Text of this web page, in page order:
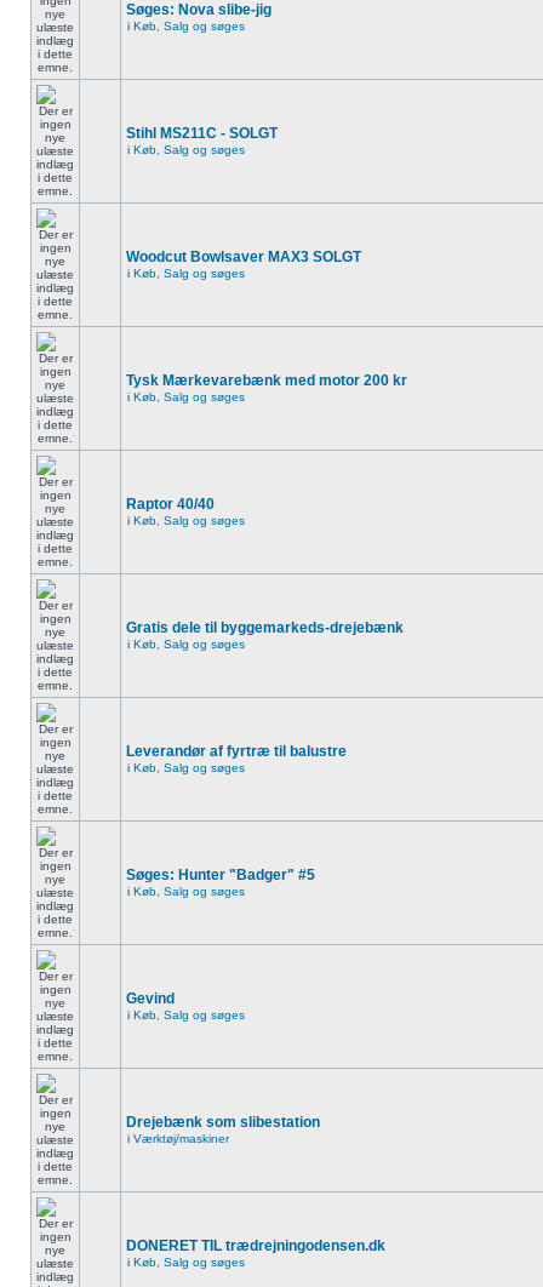
Søges: Nova slibe-jig
i Køb, Salg og søges
Stihl MS211C - SOLGT
i Køb, Salg og søges
Woodcut Bowlsaver MAX3 SOLGT
i Køb, Salg og søges
Tysk Mærkevarebænk med motor 200 kr
i Køb, Salg og søges
Raptor 40/40
i Køb, Salg og søges
Gratis dele til byggemarkeds-drejebænk
i Køb, Salg og søges
Leverandør af fyrtræ til balustre
i Køb, Salg og søges
Søges: Hunter "Badger" #5
i Køb, Salg og søges
Gevind
i Køb, Salg og søges
Drejebænk som slibestation
i Værktøj/maskiner
DONERET TIL trædrejningodensen.dk
i Køb, Salg og søges